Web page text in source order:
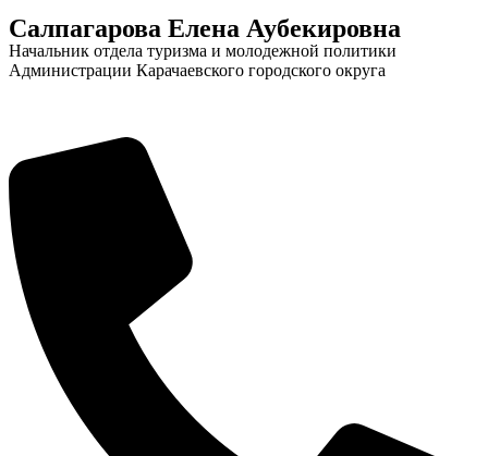
Салпагарова Елена Аубекировна
Начальник отдела туризма и молодежной политики
Администрации Карачаевского городского округа